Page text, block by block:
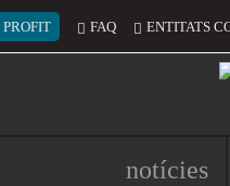
del compte
PROFIT FAQ ENTITATS
notícies